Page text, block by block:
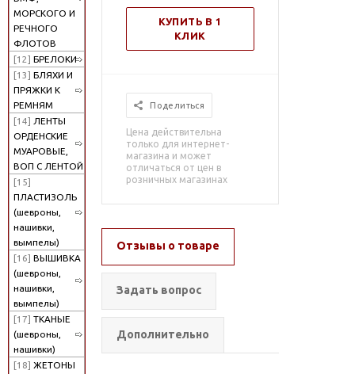
МОРСКОГО И
РЕЧНОГО
ФЛОТОВ
[12] БРЕЛОКИ
[13] БЛЯХИ И
ПРЯЖКИ К
РЕМНЯМ
[14] ЛЕНТЫ
ОРДЕНСКИЕ
МУАРОВЫЕ,
ВОП С ЛЕНТОЙ
[15]
ПЛАСТИЗОЛЬ
(шевроны,
нашивки,
вымпелы)
[16] ВЫШИВКА
(шевроны,
нашивки,
вымпелы)
[17] ТКАНЫЕ
(шевроны,
нашивки)
[18] ЖЕТОНЫ
КУПИТЬ В 1
КЛИК
Поделиться
Цена действительна
только для интернет-
магазина и может
отличаться от цен в
розничных магазинах
Отзывы о товаре
Задать вопрос
Дополнительно